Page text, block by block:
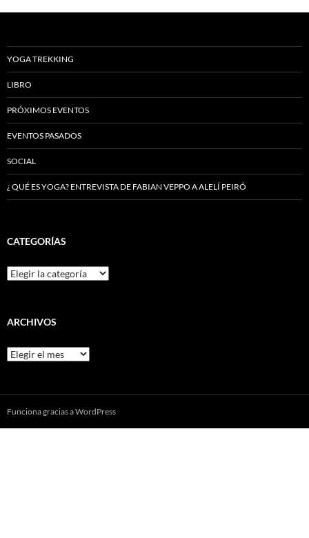
YOGA TREKKING
LIBRO
PRÓXIMOS EVENTOS
EVENTOS PASADOS
SOCIAL
¿ QUÉ ES YOGA? ENTREVISTA DE FABIAN VEPPO A ALELÍ PEIRÓ
CATEGORÍAS
Categorías
ARCHIVOS
Archivos
Funciona gracias a WordPress